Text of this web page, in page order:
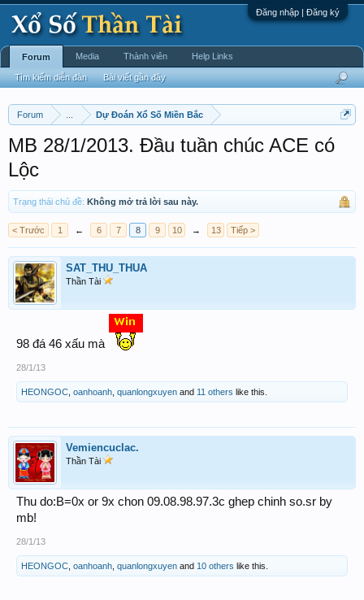
Đăng nhập | Đăng ký
Forum Dự Đoán Xổ Số Miền Bắc
MB 28/1/2013. Đầu tuần chúc ACE có
Lộc
Trạng thái chủ đề: Không mở trả lời sau này.
< Trước 1 ← 6 7 8 9 10 → 13 Tiếp >
SAT_THU_THUA
Thần Tài
98 đá 46 xấu mà
28/1/13
HEONGOC oanhoanh quanlongxuyen and 11 others like this.
Vemiencuclac.
Thần Tài
Thu do:B=0x or 9x chon 09.08.98.97.3c ghep chinh so.sr by
mb!
28/1/13
HEONGOC oanhoanh quanlongxuyen and 10 others like this.
Forum
Tìm kiếm diễn đàn Bài viết gần đây
Media Thành viên Help Links